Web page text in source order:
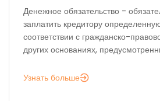
Денежное обязательство -
заплатить кредитору
соответствии с гражданско-
других основаниях,
Узнать больше